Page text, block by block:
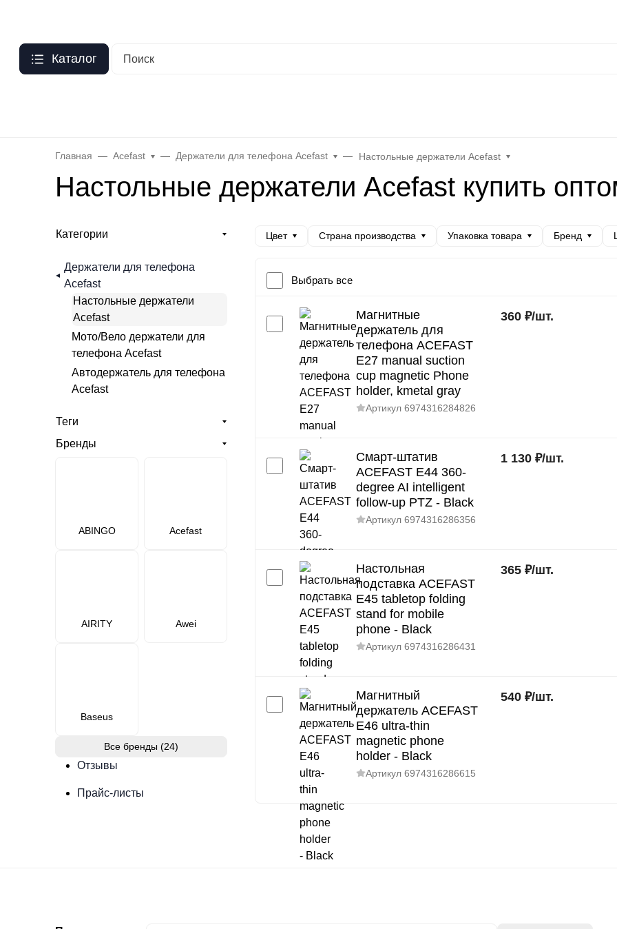
Каталог
Главная Acefast Держатели для телефона Acefast Настольные держатели Acefast
Настольные держатели Acefast купить
Категории
Держатели для телефона
Acefast
Настольные держатели
Acefast
Мото/Вело держатели для
телефона Acefast
Автодержатель для телефона
Acefast
Теги
Бренды
ABINGO Acefast
AIRITY Awei
Baseus
Все бренды (24)
Отзывы
Прайс-листы
Цвет Страна производства Упаковка товара Бренд
Выбрать все
Магнитные
держатель для
телефона ACEFAST
E27 manual suction
cup magnetic Phone
holder, kmetal gray
Артикул 6974316284826
360 ₽/шт.
Смарт-штатив
ACEFAST E44 360-
degree AI intelligent
follow-up PTZ - Black
Артикул 6974316286356
1 130 ₽/шт.
Настольная
подставка ACEFAST
E45 tabletop folding
stand for mobile
phone - Black
Артикул 6974316286431
365 ₽/шт.
Магнитный
держатель ACEFAST
E46 ultra-thin
magnetic phone
holder - Black
Артикул 6974316286615
540 ₽/шт.